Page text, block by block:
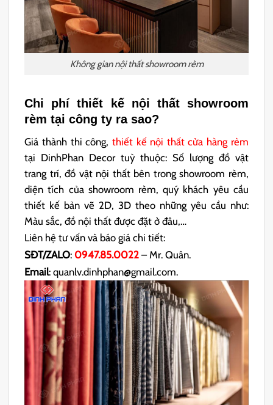
Không gian nội thất showroom rèm
Chi phí thiết kế nội thất showroom
rèm tại công ty ra sao?
Giá thành thi công, thiết kế nội thất cửa hàng rèm
tại DinhPhan Decor tuỳ thuộc: Số lượng đồ vật
trang trí, đồ vật nội thất bên trong showroom rèm,
diện tích của showroom rèm, quý khách yêu cầu
thiết kế bản vẽ 2D, 3D theo những yêu cầu như:
Màu sắc, đồ nội thất được đặt ở đâu,…
Liên hệ tư vấn và báo giá chi tiết:
SĐT/ZALO: 0947.85.0022 – Mr. Quân.
Email: quanlv.dinhphan@gmail.com.